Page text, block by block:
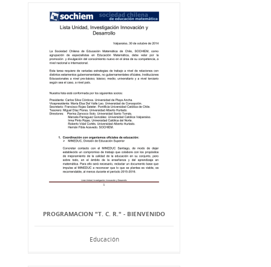
PROGRAMACION "T. C. R." - BIENVENIDO
Educación